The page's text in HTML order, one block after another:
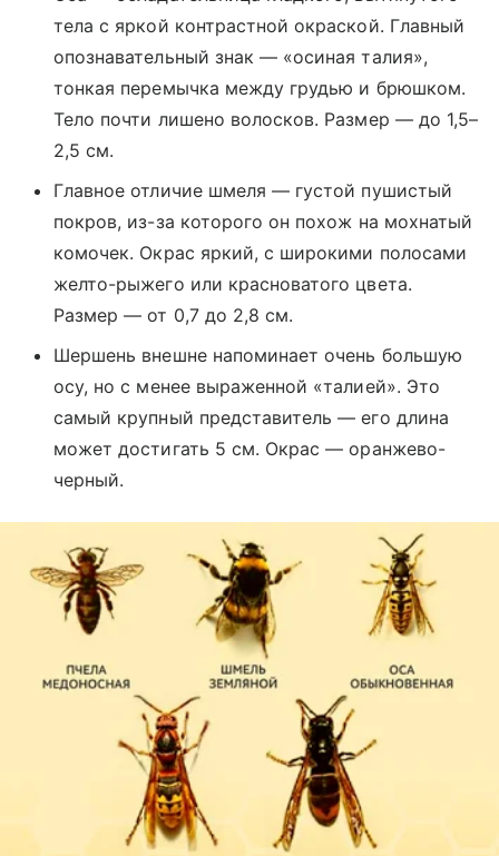
тела с яркой контрастной окраской. Главный
опознавательный знак — «осиная талия»,
тонкая перемычка между грудью и брюшком.
Тело почти лишено волосков. Размер — до 1,5–
2,5 см.
Главное отличие шмеля — густой пушистый
покров, из-за которого он похож на мохнатый
комочек. Окрас яркий, с широкими полосами
желто-рыжего или красноватого цвета.
Размер — от 0,7 до 2,8 см.
Шершень внешне напоминает очень большую
осу, но с менее выраженной «талией». Это
самый крупный представитель — его длина
может достигать 5 см. Окрас — оранжево-
черный.